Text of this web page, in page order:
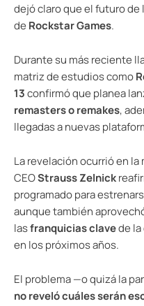
dejó claro que el futuro de
de Rockstar Games.
Durante su más reciente
matriz de estudios como
13confirmó que planea
remasters o remakes,
llegadas a nuevas
La revelación ocurrió en
CEOStrauss Zelnick
programado para
aunque también
lasfranquicias clavede
en los próximos años.
El problema —o quizá la
no reveló cuáles serán